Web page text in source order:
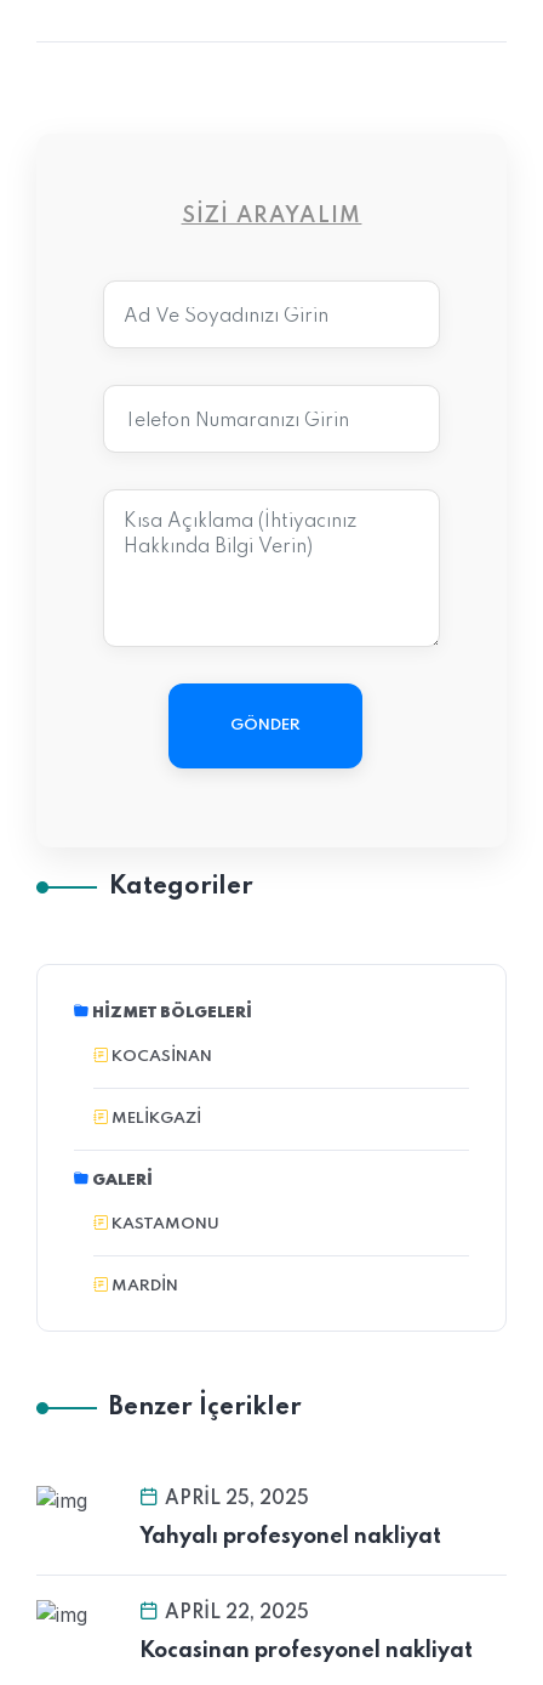
SIZI ARAYALIM
GÖNDER
Kategoriler
HIZMET BÖLGELERI
KOCASINAN
MELIKGAZI
GALERI
KASTAMONU
MARDIN
Benzer İçerikler
APRIL 25, 2025
Yahyalı profesyonel nakliyat
APRIL 22, 2025
Kocasinan profesyonel nakliyat